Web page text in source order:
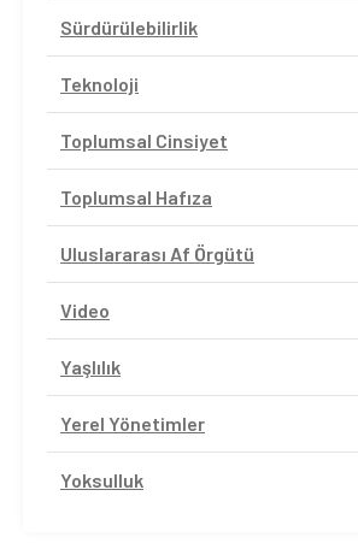
Sürdürülebilirlik
Teknoloji
Toplumsal Cinsiyet
Toplumsal Hafıza
Uluslararası Af Örgütü
Video
Yaşlılık
Yerel Yönetimler
Yoksulluk